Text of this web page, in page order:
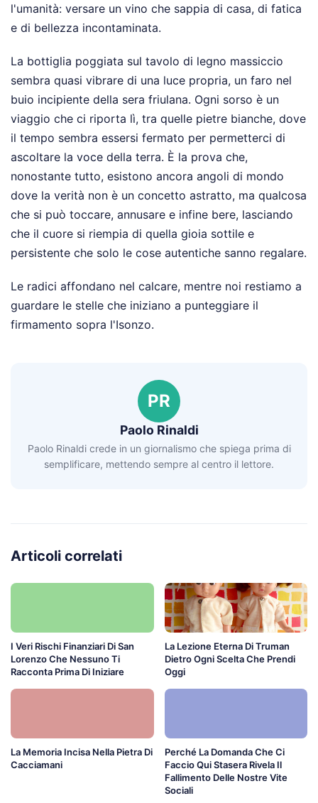
l'umanità: versare un vino che sappia di casa, di fatica
e di bellezza incontaminata.
La bottiglia poggiata sul tavolo di legno massiccio
sembra quasi vibrare di una luce propria, un faro nel
buio incipiente della sera friulana. Ogni sorso è un
viaggio che ci riporta lì, tra quelle pietre bianche, dove
il tempo sembra essersi fermato per permetterci di
ascoltare la voce della terra. È la prova che,
nonostante tutto, esistono ancora angoli di mondo
dove la verità non è un concetto astratto, ma qualcosa
che si può toccare, annusare e infine bere, lasciando
che il cuore si riempia di quella gioia sottile e
persistente che solo le cose autentiche sanno regalare.
Le radici affondano nel calcare, mentre noi restiamo a
guardare le stelle che iniziano a punteggiare il
firmamento sopra l'Isonzo.
PR
Paolo Rinaldi
Paolo Rinaldi crede in un giornalismo che spiega prima di
semplificare, mettendo sempre al centro il lettore.
Articoli correlati
I Veri Rischi Finanziari Di San
Lorenzo Che Nessuno Ti
Racconta Prima Di Iniziare
La Lezione Eterna Di Truman
Dietro Ogni Scelta Che Prendi
Oggi
La Memoria Incisa Nella Pietra Di
Cacciamani
Perché La Domanda Che Ci
Faccio Qui Stasera Rivela Il
Fallimento Delle Nostre Vite
Sociali